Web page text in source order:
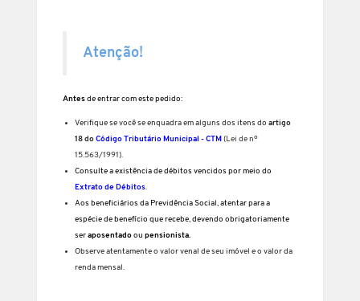
Atenção!
Antesde entrar com este pedido:
Verifique se você se enquadra em alguns dos itens do artigo
18 doCódigo Tributário Municipal - CTM (Lei de nº
15.563/1991).
Consulte a existência de débitos vencidos por meio do
Extrato de Débitos.
Aos beneficiários da Previdência Social, atentar para a
espécie de benefício que recebe, devendo obrigatoriamente
seraposentadoou pensionista.
Observe atentamente o valor venal de seu imóvel e o valor da
renda mensal.